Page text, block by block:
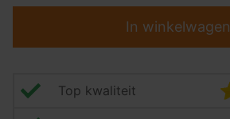
In winkelwagen
Top kwaliteit